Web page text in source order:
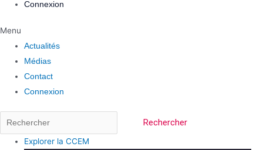
Connexion
Menu
Actualités
Médias
Contact
Connexion
Rechercher
Explorer la CCEM